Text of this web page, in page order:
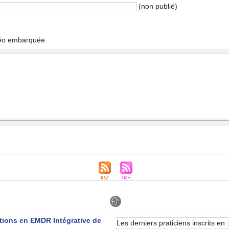
(non publié)
embarquée
en EMDR Intégrative de Le dernier praticien incrit en :